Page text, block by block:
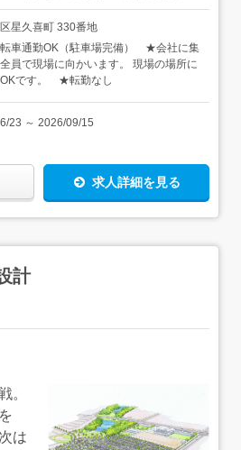
ださい。★仮に夜勤が発生した場合
ります。夜勤の頻度は、2ヶ月に1週間
下の場合もあります）。★普通自動車免
をお持ちの方は、月1万円の手当が加算
＞・年収500万円〜また、経験5年・50
万円！当社では、経験・年齢に関わ
度を正当に評価します。
星久喜町 330番地
車通勤OK（駐車場完備） ★会社に集
員で現場に向かいます。 現場の場所に
OKです。 ★転勤なし
23 ～ 2026/09/15
求人詳細を見る
計
。
は